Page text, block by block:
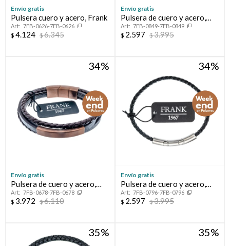
Envío gratis
Pulsera cuero y acero, Frank
7FB-0626-7FB-0626
$ 4.124 $6.345
Envío gratis
Pulsera de cuero y acero,
FRANK7FB-0849-7FB-0849
$ 2.597 $3.995
34
Envío gratis
Pulsera de cuero y acero,
FRANK7FB-0678-7FB-0678
$ 3.972 $6.110
34
Envío gratis
Pulsera de cuero y acero,
FRANK7FB-0796-7FB-0796
$ 2.597 $3.995
35 35